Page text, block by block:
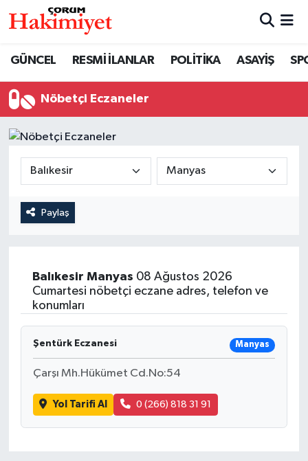
GÜNCEL RESMİ İLANLAR POLİTİKA ASAYİŞ
Nöbetçi Eczaneler
Paylaş
Balıkesir Manyas 08 Ağustos 2026
Cumartesi nöbetçi eczane adres, telefon ve
konumları
Şentürk Eczanesi Manyas
Çarşı Mh.Hükümet Cd.No:54
Yol Tarifi Al 0 (266) 818 31 91
ASAYİŞ
GÜNCEL
EĞİTİM
OTOPARK
TEKNOLOJİ
Nöbetçi Eczaneler
Trafik Durumu
Tüm Manşetler
Haber Arşivi